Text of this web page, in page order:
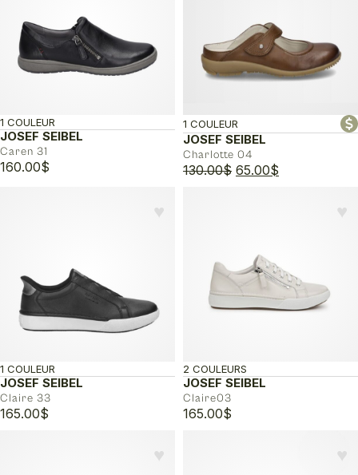
JOSEF SEIBEL
Caren 31
1 COULEUR
160.00$
JOSEF SEIBEL
Charlotte 04
1 COULEUR
130.00$ Le
65.00$
♥︎
JOSEF SEIBEL
Claire 33
1 COULEUR
165.00$
♥︎
JOSEF SEIBEL
Claire03
2 COULEURS
165.00$
♥︎ ♥︎